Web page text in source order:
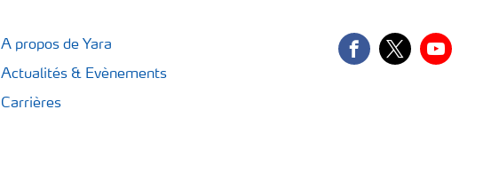
A propos de Yara
Actualités & Evènements
Carrières
facebooktwitteryoutube